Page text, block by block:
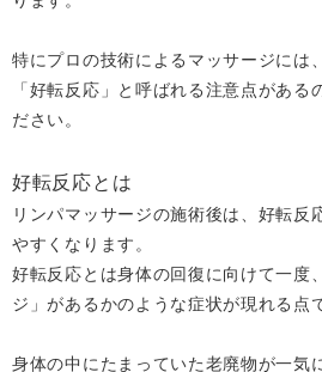
特にプロの技術によるマッサージには
「好転反応」と呼ばれる注意点がある
ださい。
好転反応とは
リンパマッサージの施術後は、好転反
やすくなります。
好転反応とは身体の回復に向けて一度
ジ」があるかのような症状が現れる点
身体の中にたまっていた老廃物が一気